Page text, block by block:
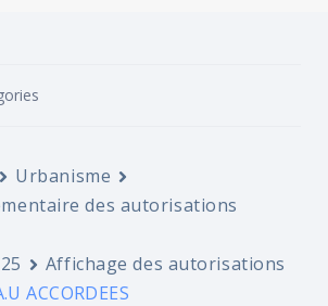
Urbanisme
des autorisations
Affichage des autorisations
ACCORDEES